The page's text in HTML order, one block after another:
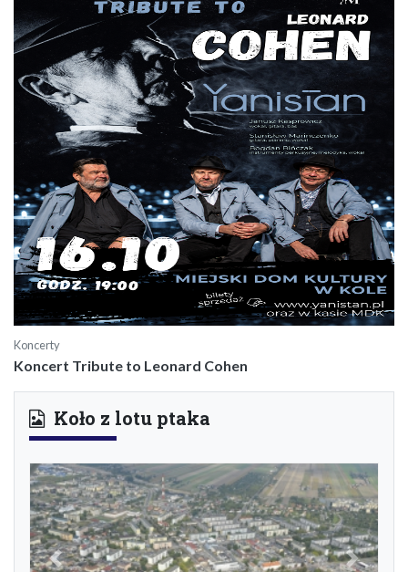
Koncerty
Koncert Tribute to Leonard Cohen
Koło z lotu ptaka
Previous Next